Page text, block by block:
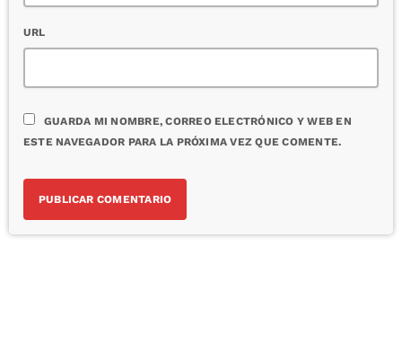
URL
GUARDA MI NOMBRE, CORREO ELECTRÓNICO Y WEB EN
ESTE NAVEGADOR PARA LA PRÓXIMA VEZ QUE COMENTE.